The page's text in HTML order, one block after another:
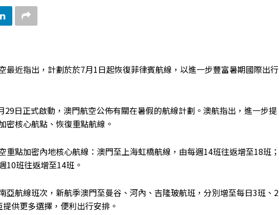
最近指出，計劃於於7月1日起恢復菲律賓航線，以進一步豐富暑期國際出行
29日正式啟動，澳門航空公佈有關在暑假的航線計劃。澳航指出，進一步提
密核心航點、恢復重點航線。
重點加密內地核心航線：澳門至上海虹橋航線，由每週14班往返增至18班；
10班往返增至14班。
亞航線班次，新航季澳門至曼谷、河內、吉隆玻航班，分別增至每日3班、2
供更多選擇，便利出行安排。